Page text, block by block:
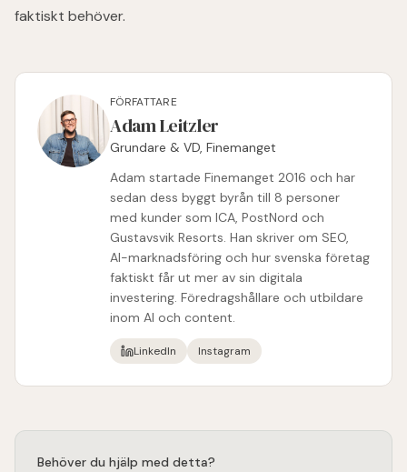
faktiskt behöver.
FÖRFATTARE
Adam Leitzler
Grundare & VD, Finemanget
Adam startade Finemanget 2016 och har
sedan dess byggt byrån till 8 personer
med kunder som ICA, PostNord och
Gustavsvik Resorts. Han skriver om SEO,
AI-marknadsföring och hur svenska företag
faktiskt får ut mer av sin digitala
investering. Föredragshållare och utbildare
inom AI och content.
LinkedIn Instagram
Behöver du hjälp med detta?